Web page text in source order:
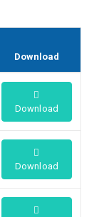
Download
Download
Download